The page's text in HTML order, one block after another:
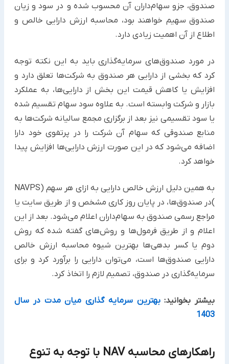
صندوق، جزو سهام‌داران آن محسوب شده و در سود و زیان
صندوق سهیم خواهند بود، محاسبه ارزش دارایی خالص و
اطلاع از آن اهمیت زیادی دارد.
در مورد صندوق‌های سرمایه‌گذاری باید به این نکته توجه
کرد که بخشی از دارایی هر صندوق به شرکت‌ها تعلق دارد و
افزایش یا کاهش قیمت این بخش از دارایی‌ها، به عملکرد
بازار و شرکت وابسته است. به علاوه سود سهام تقسیم شده
یا سود تقسیمی نیز بعد از برگزاری مجمع سالیانه شرکت‌ها به
منابع صندوقی که سهام آن شرکت را در پرتفوی خود دارا
اضافه می‌شود که در این صورت ارزش دارایی‌ها افزایش پیدا
خواهد کرد.
به همین دلیل ارزش خالص دارایی به ازای هر سهم (NAVPS
)در صندوق‌ها، در پایان روز کاری مشخص و از طریق سایت یا
مراجع رسمی صندوق به سهام‌داران اعلام می‌شود. بعد از این
اعلام و از طریق فرمول‌ها و روش‌های گفته شده که روش
دوم یا کسر بدهی‌ها بهترین شیوه محاسبه ارزش خالص
دارایی صندوق‌ها است، می‌توان دارایی را برآورد کرد و برای
سرمایه‌گذاری در صندوق، تصمیم لازم را اتخاذ کرد.
بیشتر بخوانید:بهترین سرمایه گذاری میان مدت در سال
1403
راهکارهای محاسبه NAV با توجه به تنوع